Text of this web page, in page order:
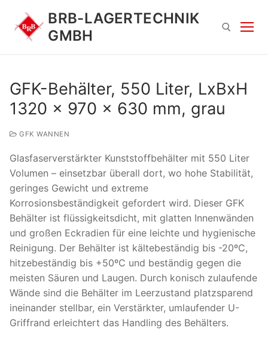
Inhalt
springen
BRB-LAGERTECHNIK
GMBH
Suchen
nach:
GFK-Behälter, 550 Liter, LxBxH
1320 x 970 x 630 mm, grau
GFK WANNEN
Glasfaserverstärkter Kunststoffbehälter mit 550 Liter
Volumen – einsetzbar überall dort, wo hohe Stabilität,
geringes Gewicht und extreme
Korrosionsbeständigkeit gefordert wird. Dieser GFK
Behälter ist flüssigkeitsdicht, mit glatten Innenwänden
und großen Eckradien für eine leichte und hygienische
Reinigung. Der Behälter ist kältebeständig bis -20ºC,
hitzebeständig bis +50ºC und beständig gegen die
meisten Säuren und Laugen. Durch konisch zulaufende
Wände sind die Behälter im Leerzustand platzsparend
ineinander stellbar, ein Verstärkter, umlaufender U-
Griffrand erleichtert das Handling des Behälters.